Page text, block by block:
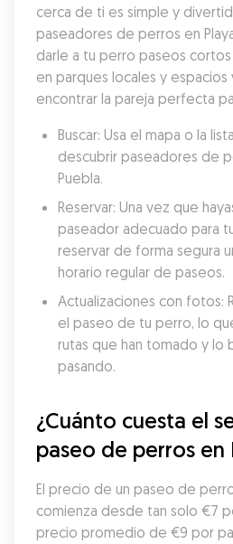
cerca de ti es simple y
paseadores de perros en
darle a tu perro paseos cortos
en parques locales y
encontrar la pareja perfecta
Buscar: Usa el mapa o la
descubrir paseadores de
Puebla.
Reservar: Una vez que
paseador adecuado para
reservar de forma segura
horario regular de paseos.
Actualizaciones con fotos:
el paseo de tu perro, lo
rutas que han tomado y lo
pasando.
¿Cuánto cuesta el
paseo de perros en
El precio de un paseo de
comienza desde tan solo €7
precio promedio de €9 por